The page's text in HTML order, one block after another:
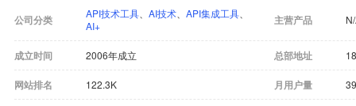
公司分类 API技术工具 AI技术 API集成工具
AI+
主营产品
成立时间 2006年成立 总部地址
网站排名 122.3K 月用户量